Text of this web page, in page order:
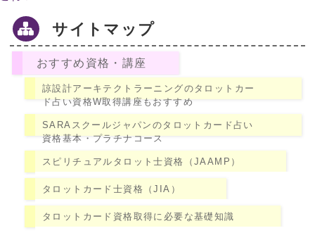
サイトマップ
おすすめ資格・講座
諒設計アーキテクトラーニングのタロットカー
ド占い資格W取得講座もおすすめ
SARAスクールジャパンのタロットカード占い
資格基本・プラチナコース
スピリチュアルタロット士資格（JAAMP）
タロットカード士資格（JIA）
タロットカード資格取得に必要な基礎知識